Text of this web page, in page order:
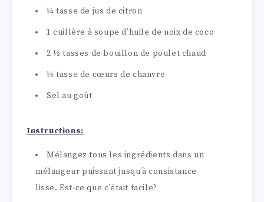
¼ tasse de jus de citron
1 cuillère à soupe d’huile de noix de coco
2 ½ tasses de bouillon de poulet chaud
¼ tasse de cœurs de chanvre
Sel au goût
Instructions:
Mélangez tous les ingrédients dans un
mélangeur puissant jusqu’à consistance
lisse. Est-ce que c’était facile?